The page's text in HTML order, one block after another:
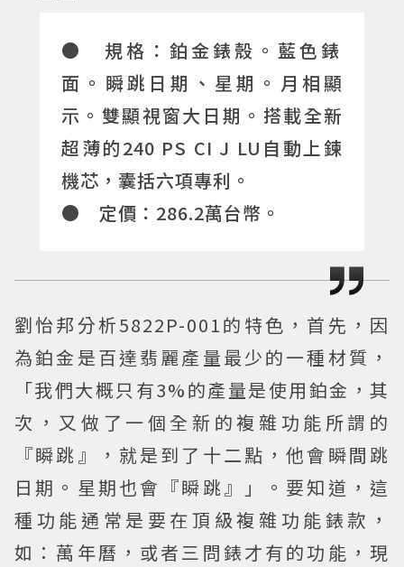
● 規格：鉑金錶殼。藍色錶
面。瞬跳日期、星期。月相顯
示。雙顯視窗大日期。搭載全新
超薄的240 PS CI J LU自動上鍊
機芯，囊括六項專利。
● 定價：286.2萬台幣。
劉怡邦分析5822P-001的特色，首先，因
為鉑金是百達翡麗產量最少的一種材質，
「我們大概只有3%的產量是使用鉑金，其
次，又做了一個全新的複雜功能所謂的
『瞬跳』，就是到了十二點，他會瞬間跳
日期。星期也會『瞬跳』」。要知道，這
種功能通常是要在頂級複雜功能錶款，
如：萬年曆，或者三問錶才有的功能，現